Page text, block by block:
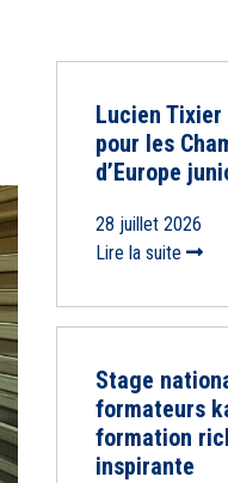
Lucien
pour les
d’Europe
28 juillet 2026
Lire la suite
Stage
formateurs
formation
inspirante